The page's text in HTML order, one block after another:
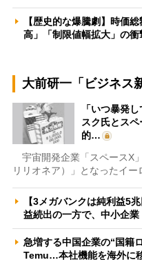
【歴史的な爆騰劇】時価
高」「制限値幅拡大」の
大前研一「ビジネス
「いつ暴発
スク氏とス
的…
宇宙開発企業「スペースX
リリオネア）」となったイー
【3メガバンクは純利益5
益続出の一方で、中小企
急増する中国企業の“国籍
Temu…本社機能を海外に